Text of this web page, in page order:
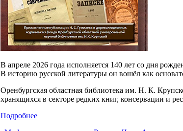
В апреле 2026 года исполняется 140 лет со дня
В историю русской литературы он вошёл как
Оренбургская областная библиотека им. Н. К.
хранящихся в секторе редких книг, консервации и
Подробнее